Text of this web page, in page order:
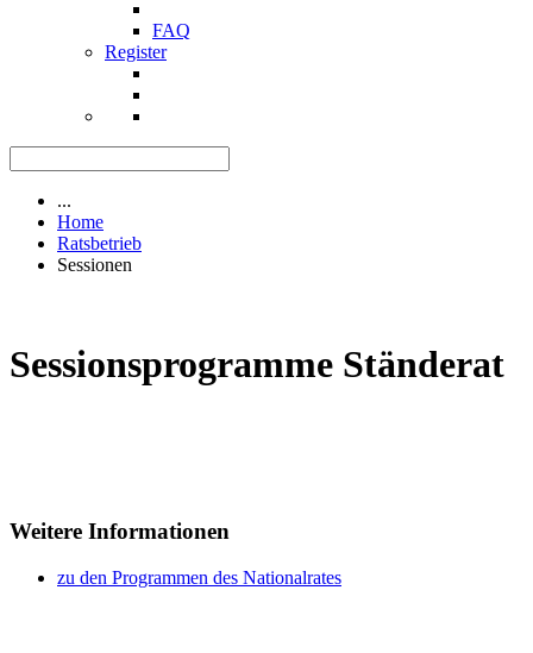
FAQ
Register
...
Home
Ratsbetrieb
Sessionen
Sessionsprogramme Ständerat
Weitere Informationen
zu den Programmen des Nationalrates​​